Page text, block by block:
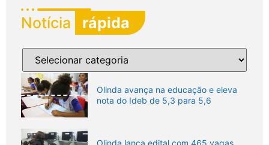
Notícia rápida
Olinda avança na educação e eleva
nota do Ideb de 5,3 para 5,6
Olinda lança edital com 465 vagas